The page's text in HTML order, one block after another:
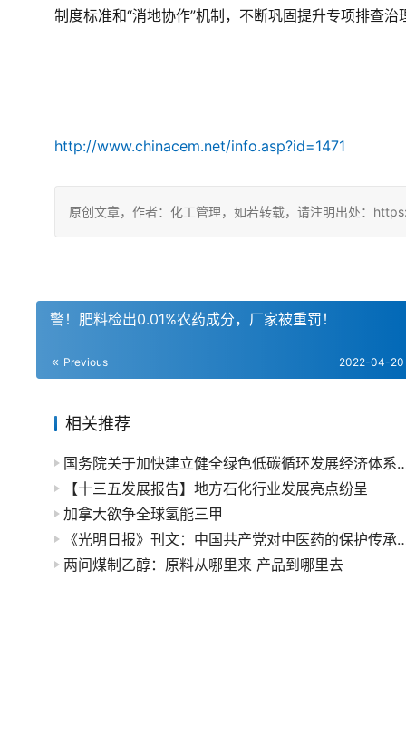
制度标准和“消地协作”机制，不断巩固提升专项排查
http://www.chinacem.net/info.asp?id=1471
原创文章，作者：化工管理，如若转载，请注明出处：
警！肥料检出0.01%农药成分，厂家被重罚！
Previous 2022-04-20
相关推荐
国务院关于加快建立健全绿色
【十三五发展报告】地方石化行业发展亮点纷呈
加拿大欲争全球氢能三甲
《光明日报》刊文：中国共
两问煤制乙醇：原料从哪里来 产品到哪里去